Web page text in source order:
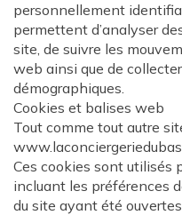
personnellement
permettent d’analyser
site, de suivre les
web ainsi que de
démographiques.
Cookies et balises web
Tout comme tout autre
Ces cookies sont utilisés
incluant les préférences
du site ayant été